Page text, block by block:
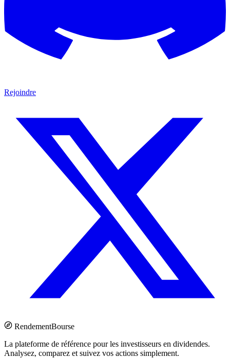
Rejoindre
RendementBourse
La plateforme de référence pour les investisseurs en dividendes.
Analysez, comparez et suivez vos actions simplement.